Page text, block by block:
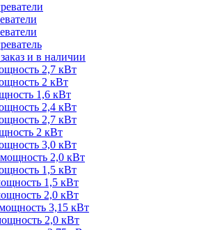
и в наличии
2,7 кВт
2 кВт
1,6 кВт
2,4 кВт
2,7 кВт
2 кВт
3,0 кВт
2,0 кВт
1,5 кВт
1,5 кВт
2,0 кВт
3,15 кВт
2,0 кВт